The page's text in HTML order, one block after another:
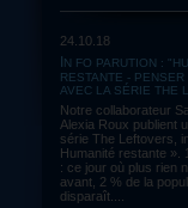
24.10.18
RESTANTE -
AVEC LA SÉRIE THE
Notre collaborateur
Alexia Roux publient
série The Leftovers,
Humanité restante ».
: ce jour où plus rien
avant, 2 % de la
disparaît....